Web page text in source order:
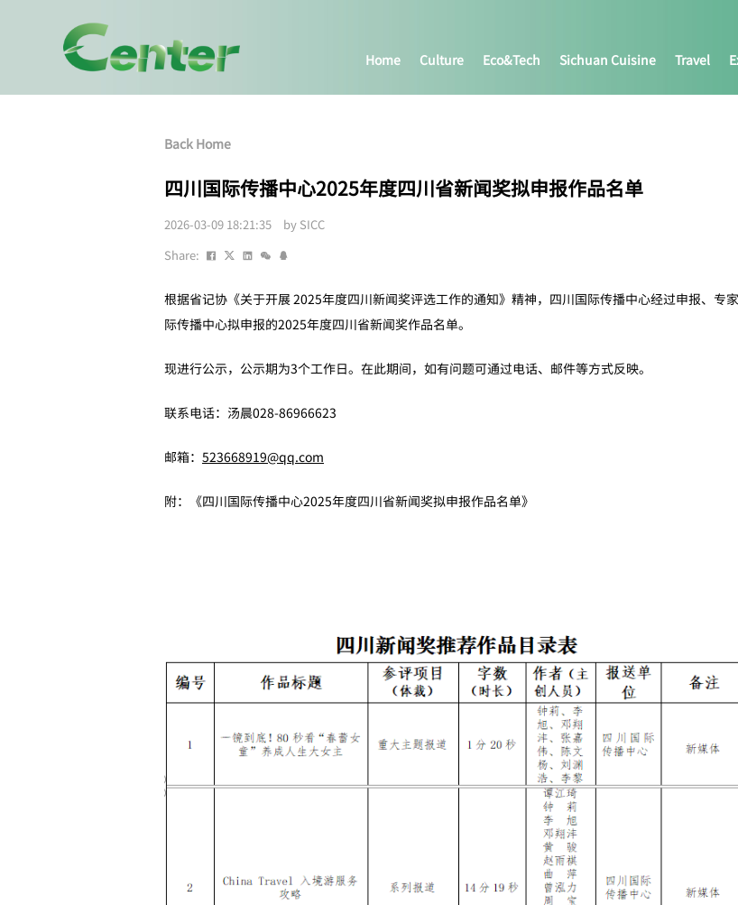
Home Culture Eco&tech Sichuan Cuisine Travel
Back Home
四川国际传播中心2025年度四川省新闻奖拟申报作品名单
2026-03-09 18:21:35 by SICC
Share:
根据省记协《关于开展 2025年度四川新闻奖评选工作的通知》精神，四川国际传播中心经过申报、
际传播中心拟申报的2025年度四川省新闻奖作品名单。
现进行公示，公示期为3个工作日。在此期间，如有问题可通过电话、邮件等方式反映。
联系电话：汤晨028-86966623
邮箱： 523668919@qq.com
附：《四川国际传播中心2025年度四川省新闻奖拟申报作品名单》